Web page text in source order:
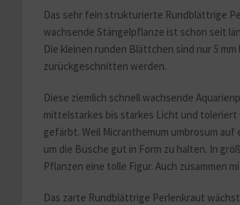
Das sehr fein strukturierte Rundblättrige
wachsende Stängelpflanze ist schon seit
Die kleinen runden Blättchen sind nur 5
zurückgeschnitten werden.
Diese ziemlich schnell wachsende
mittelstarkes bis starkes Licht und toleriert
gefärbt. Weil Micranthemum umbrosum
um die Büsche gut in Form zu halten. In
Pflanzen eine tolle Figur. Auch zusammen
Das zarte Rundblättrige Perlenkraut